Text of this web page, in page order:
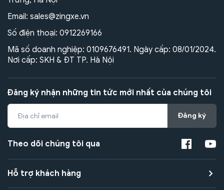
Email: sales@zingxe.vn
Số điện thoại: 0912269166
Mã số doanh nghiệp: 0109676491. Ngày cấp: 08/01/2024.
Nơi cấp: SKH & ĐT TP. Hà Nội
Đăng ký nhận những tin tức mới nhất của chúng tôi
Đăng ký
Theo dõi chúng tôi qua
Hỗ trợ khách hàng